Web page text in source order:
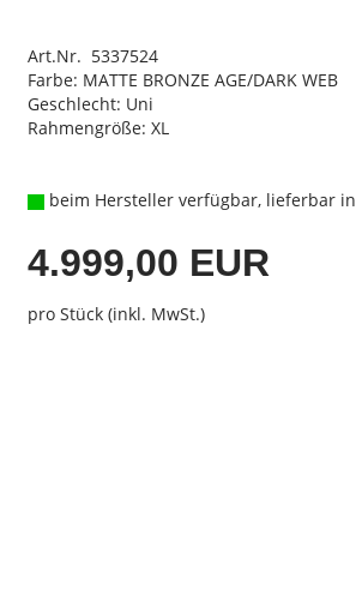
Art.Nr. 5337524
Farbe: MATTE BRONZE AGE/DARK WEB
Geschlecht: Uni
Rahmengröße: XL
beim Hersteller verfügbar, lieferbar in
4.999,00 EUR
pro Stück (inkl. MwSt.)